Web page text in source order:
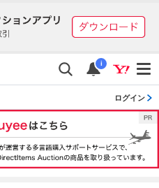
i
ログイン